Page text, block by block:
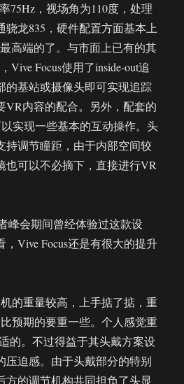
75Hz，视场角为110度，处理
骁龙835，硬件配置方面基本上
高端的了。与市面上已有的其
Vive Focus使用了inside-out追
的基站或摄像头即可实现追踪
VR内容的配合。另外，配套的
实现一些基本的互动操作。头
持调节瞳距，由于内部空间较
也可以不必摘下，直接进行VR
峰会期间曾经体验过这款设
Vive Focus还是有很大的提升
的重量较高，上手掂了掂，重
预期的要重一些。个人感觉重
的。不过得益于其头戴方案设
压迫感。由于头戴部分的特别
方的调节机构共同担负了头显